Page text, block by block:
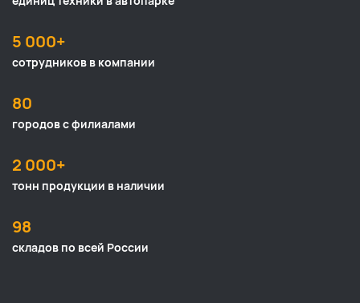
5 000+
сотрудников в компании
80
городов с филиалами
2 000+
тонн продукции в наличии
98
складов по всей России